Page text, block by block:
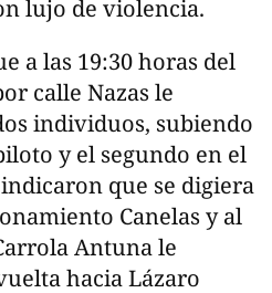
lujo de violencia.
a las 19:30 horas del
calle Nazas le
individuos, subiendo
y el segundo en el
que se digiera
Canelas y al
Antuna le
hacia Lázaro